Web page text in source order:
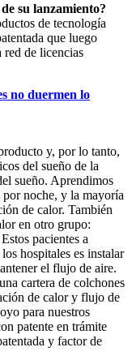
su lanzamiento?
de tecnología
que luego
de licencias
no duermen lo
y, por lo tanto,
del sueño de la
sueño. Aprendimos
por noche, y la mayoría
de calor. También
en otro grupo:
pacientes a
hospitales es instalar
el flujo de aire.
cartera de colchones
de calor y flujo de
para nuestros
patente en trámite
y factor de